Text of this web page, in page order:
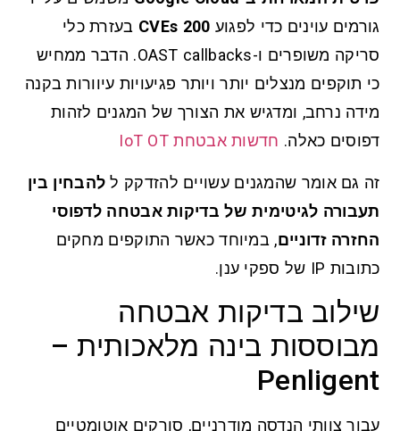
גורמים עוינים כדי לפגוע200 CVEs
בעזרת כלי
סריקה משופרים ו-OAST callbacks. הדבר ממחיש
כי תוקפים מנצלים יותר ויותר פגיעויות עיוורות בקנה
מידה נרחב, ומדגיש את הצורך של המגנים לזהות
דפוסים כאלה.חדשות אבטחת IoT OT
זה גם אומר שהמגנים עשויים להזדקק ל להבחין בין
תעבורה לגיטימית של בדיקות אבטחה לדפוסי
החזרה זדוניים, במיוחד כאשר התוקפים מחקים
כתובות IP של ספקי ענן.
שילוב בדיקות אבטחה
מבוססות בינה מלאכותית –
Penligent
עבור צוותי הנדסה מודרניים, סורקים אוטומטיים